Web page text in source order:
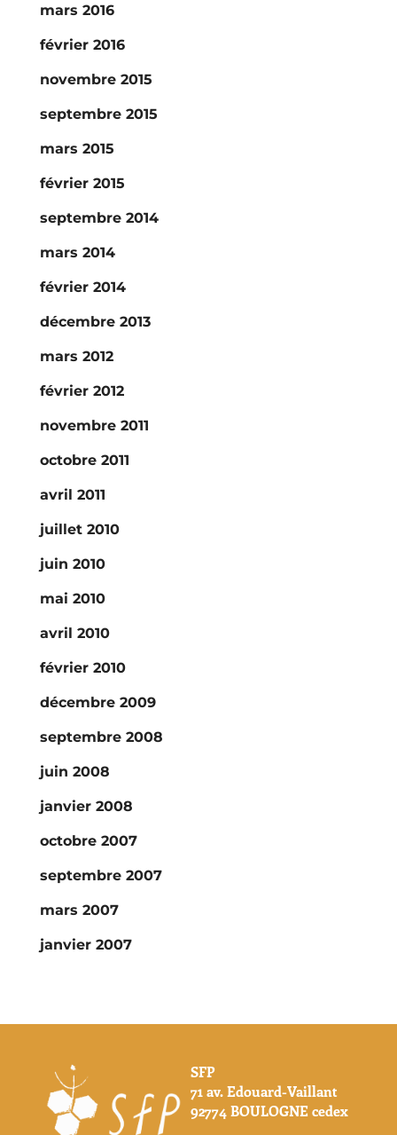
mars 2016
février 2016
novembre 2015
septembre 2015
mars 2015
février 2015
septembre 2014
mars 2014
février 2014
décembre 2013
mars 2012
février 2012
novembre 2011
octobre 2011
avril 2011
juillet 2010
juin 2010
mai 2010
avril 2010
février 2010
décembre 2009
septembre 2008
juin 2008
janvier 2008
octobre 2007
septembre 2007
mars 2007
janvier 2007
SFP
71 av. Edouard-Vaillant
92774 BOULOGNE cedex